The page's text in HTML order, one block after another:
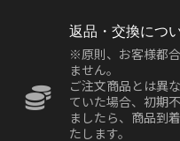
返品・交換につ
※原則、お客様都
ません。
ご注文商品とは異
ていた場合、初期
ましたら、商品到
たします。